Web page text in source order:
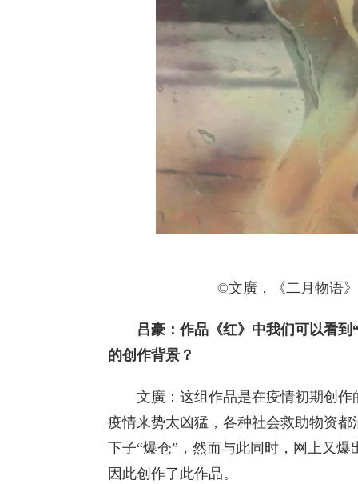
©文廣，《二月物语》
吕豪：作品《红》中我们可以看
的创作背景？
文廣：这组作品是在疫情初期创作
疫情来势太凶猛，各种社会救助物资
下子“爆仓”，然而与此同时，网上又
因此创作了此作品。